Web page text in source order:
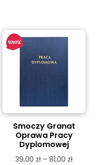
Smoczy Granat
Oprawa Pracy
Dyplomowej
39,00 zł – 81,00 złZakres